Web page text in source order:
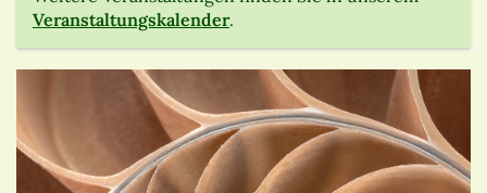
Veranstaltungskalender.